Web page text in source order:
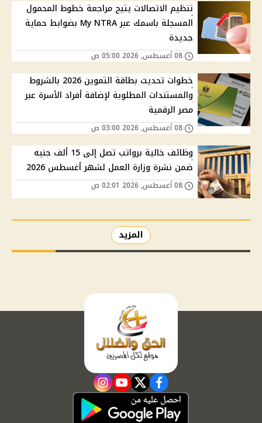
تنظيم الاتصالات يتيح مراجعة خطوط المحمول
المسجلة باسمك عبر My NTRA بضوابط حماية
جديدة
خطوات تحديث بطاقة التموين 2026 بالشروط
والمستندات المطلوبة لإضافة أفراد الأسرة عبر
مصر الرقمية
وظائف خالية برواتب تصل إلى 15 ألف جنيه
ضمن نشرة وزارة العمل لشهر أغسطس 2026
المزيد
facebook
twitter
youtube
instagram